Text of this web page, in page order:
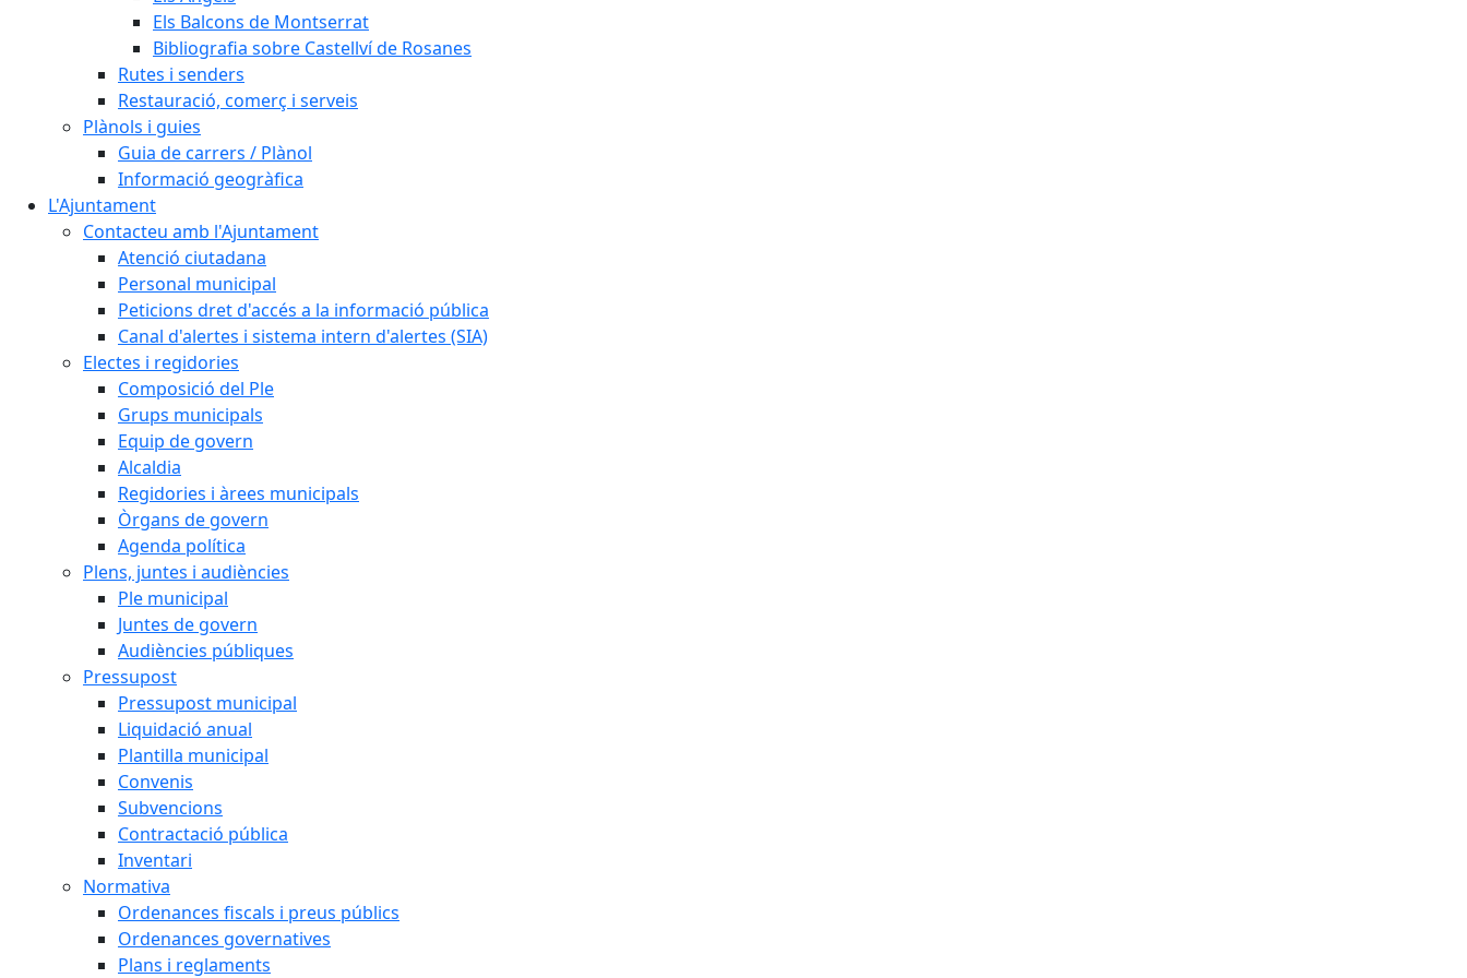
Els Balcons de Montserrat
Bibliografia sobre Castellví de Rosanes
Rutes i senders
Restauració, comerç i serveis
Plànols i guies
Guia de carrers / Plànol
Informació geogràfica
L'Ajuntament
Contacteu amb l'Ajuntament
Atenció ciutadana
Personal municipal
Peticions dret d'accés a la informació pública
Canal d'alertes i sistema intern d'alertes (SIA)
Electes i regidories
Composició del Ple
Grups municipals
Equip de govern
Alcaldia
Regidories i àrees municipals
Òrgans de govern
Agenda política
Plens, juntes i audiències
Ple municipal
Juntes de govern
Audiències públiques
Pressupost
Pressupost municipal
Liquidació anual
Plantilla municipal
Convenis
Subvencions
Contractació pública
Inventari
Normativa
Ordenances fiscals i preus públics
Ordenances governatives
Plans i reglaments